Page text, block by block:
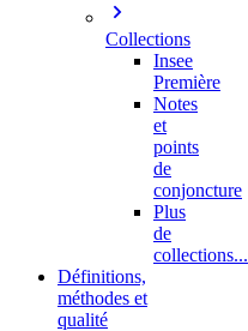
Collections
Insee
Première
Notes
et
points
de
conjoncture
Plus
de
collections...
Définitions,
méthodes et
qualité